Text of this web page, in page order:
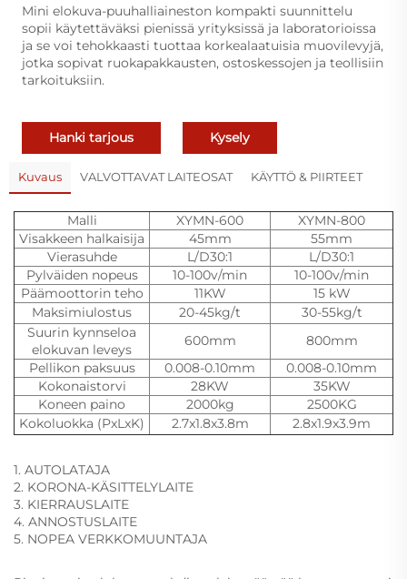
Mini elokuva-puuhalliaineston kompakti suunnittelu
sopii käytettäväksi pienissä yrityksissä ja laboratorioissa
ja se voi tehokkaasti tuottaa korkealaatuisia muovilevyjä,
jotka sopivat ruokapakkausten, ostoskessojen ja teollisiin
tarkoituksiin.
Hanki tarjous Kysely
Kuvaus VALVOTTAVAT LAITEOSAT KÄYTTÖ & PIIRTEET
Malli XYMN-600
XYMN-800
Visakkeen halkaisija
45mm
55mm
Vierasuhde
L/D30:1
L/D30:1
Pylväiden nopeus
10-100v/min
10-100v/min
Päämoottorin teho
11KW
15 kW
Maksimiulostus
20-45kg/t
30-55kg/t
Suurin kynnseloa
elokuvan leveys
600mm
800mm
Pellikon paksuus
0.008-0.10mm
0.008-0.10mm
Kokonaistorvi
28KW
35KW
Koneen paino
2000kg
2500KG
Kokoluokka (PxLxK)
2.7x1.8x3.8m 2.8x1.9x3.9m
1. AUTOLATAJA
2. KORONA-KÄSITTELYLAITE
3. KIERRAUSLAITE
4. ANNOSTUSLAITE
5. NOPEA VERKKOMUUNTAJA